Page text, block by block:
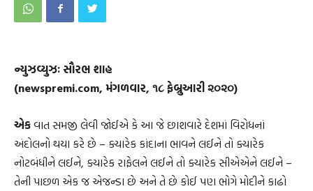
ન્યુઝવ્યુઝઃ સૌરભ શાહ
(newspremi.com, મંગળવાર, ૧૮ ફેબ્રુઆરી ૨૦૨૦)
એકવાત સમજી લેવી જોઈએ કે આ જે છાશવારે દેશમાં વિરોધનાં
અંદોલનો થયા કરે છે – ક્યારેક કાંદાના ભાવને લઈને તો ક્યારેક
નોટબંધીને લઈને, ક્યારેક રાફેલને લઈને તો ક્યારેક સીએએને લઈને –
તેની પાછળ એક જ એજન્ડા છે અને તે છે કોઈ પણ ભોગે મોદીને કાઢો